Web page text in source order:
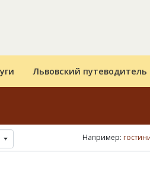
Львовский путеводитель
Например: